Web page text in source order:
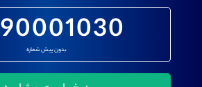
90001030
بدون پیش شماره